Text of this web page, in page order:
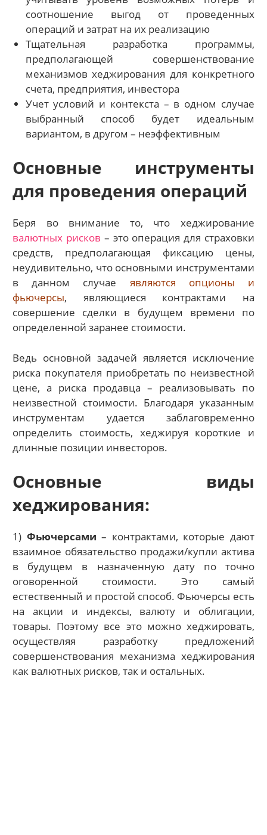
соотношение выгод от проведенных
операций и затрат на их реализацию
Тщательная разработка программы,
предполагающей совершенствование
механизмов хеджирования для конкретного
счета, предприятия, инвестора
Учет условий и контекста – в одном случае
выбранный способ будет идеальным
вариантом, в другом – неэффективным
Основные инструменты
для проведения операций
Беря во внимание то, что хеджирование
валютных рисков – это операция для страховки
средств, предполагающая фиксацию цены,
неудивительно, что основными инструментами
в данном случае являются опционы и
фьючерсы, являющиеся контрактами на
совершение сделки в будущем времени по
определенной заранее стоимости.
Ведь основной задачей является исключение
риска покупателя приобретать по неизвестной
цене, а риска продавца – реализовывать по
неизвестной стоимости. Благодаря указанным
инструментам удается заблаговременно
определить стоимость, хеджируя короткие и
длинные позиции инвесторов.
Основные виды
хеджирования:
1) Фьючерсами – контрактами, которые дают
взаимное обязательство продажи/купли актива
в будущем в назначенную дату по точно
оговоренной стоимости. Это самый
естественный и простой способ. Фьючерсы есть
на акции и индексы, валюту и облигации,
товары. Поэтому все это можно хеджировать,
осуществляя разработку предложений
совершенствования механизма хеджирования
как валютных рисков, так и остальных.